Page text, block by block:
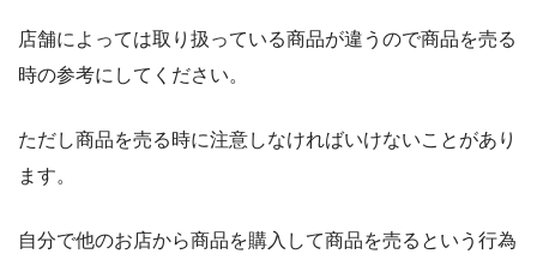
店舗によっては取り扱っている商品が違うので商品を売る
時の参考にしてください。
ただし商品を売る時に注意しなければいけないことがあり
ます。
自分で他のお店から商品を購入して商品を売るという行為